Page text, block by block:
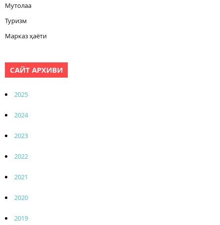
Мутолаа
Туризм
Марказ ҳаёти
САЙТ АРХИВИ
2025
2024
2023
2022
2021
2020
2019